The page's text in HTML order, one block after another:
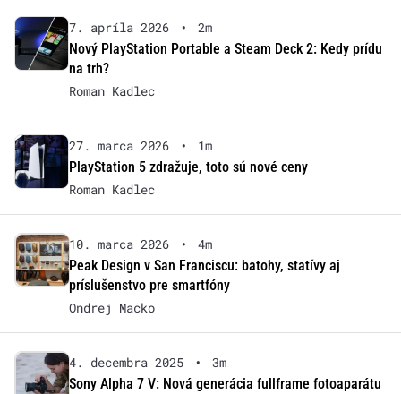
7. apríla 2026 •
2m
Nový PlayStation Portable a Steam Deck 2: Kedy prídu
na trh?
Roman Kadlec
27. marca 2026 •
1m
PlayStation 5 zdražuje, toto sú nové ceny
Roman Kadlec
10. marca 2026 •
4m
Peak Design v San Franciscu: batohy, statívy aj
príslušenstvo pre smartfóny
Ondrej Macko
4. decembra 2025 •
3m
Sony Alpha 7 V: Nová generácia fullframe fotoaparátu